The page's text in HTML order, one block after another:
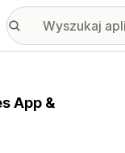
App &